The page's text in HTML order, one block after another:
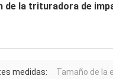
de la trituradora de
medidas: Tamaño de la